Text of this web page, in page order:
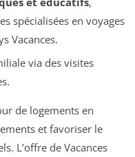
spécialisées en voyages
Vacances.
via des visites
de logements en
et favoriser le
L’offre de Vacances